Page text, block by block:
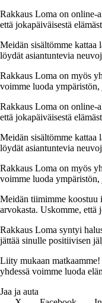
Rakkaus Loma on online-
että jokapäiväisestä
Meidän sisältömme kattaa
löydät asiantuntevia
Rakkaus Loma on myös
voimme luoda ympäristön,
Rakkaus Loma on online-
että jokapäiväisestä
Meidän sisältömme kattaa
löydät asiantuntevia
Rakkaus Loma on myös
voimme luoda ympäristön,
Meidän tiimimme koostuu
arvokasta. Uskomme, että
Rakkaus Loma syntyi
jättää sinulle positiivisen
Liity mukaan
yhdessä voimme luoda
Jaa ja auta